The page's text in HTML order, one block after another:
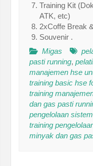
Training Kit
ATK, etc)
2xCoffe Break
Souvenir .
Migas
pasti running,
manajemen hse
training basic hse
training
dan gas pasti
pengelolaan
training
minyak dan gas